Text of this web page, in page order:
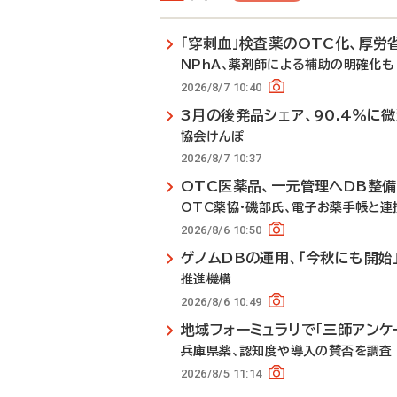
「穿刺血」検査薬のOTC化、厚労
NPhA、薬剤師による補助の明確化も
2026/8/7 10:40
3月の後発品シェア、90.4％に
協会けんぽ
2026/8/7 10:37
OTC医薬品、一元管理へDB整
OTC薬協・磯部氏、電子お薬手帳と連
2026/8/6 10:50
ゲノムDBの運用、「今秋にも開始
推進機構
2026/8/6 10:49
地域フォーミュラリで「三師アンケ
兵庫県薬、認知度や導入の賛否を調査
2026/8/5 11:14